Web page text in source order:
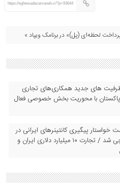
https://eghtesadezamaneh.ir/?p=93644
لحظه‌ای (پل)» در برنامک ویپاد »
های جدید همکاری‌های تجاری
پاکستان با محوریت بخش خصوصی فعال
خواستار پیگیری کانتینرهای ایرانی در
بندر کراچی شد / تجارت ۱۰ میلیارد دلاری ایران و